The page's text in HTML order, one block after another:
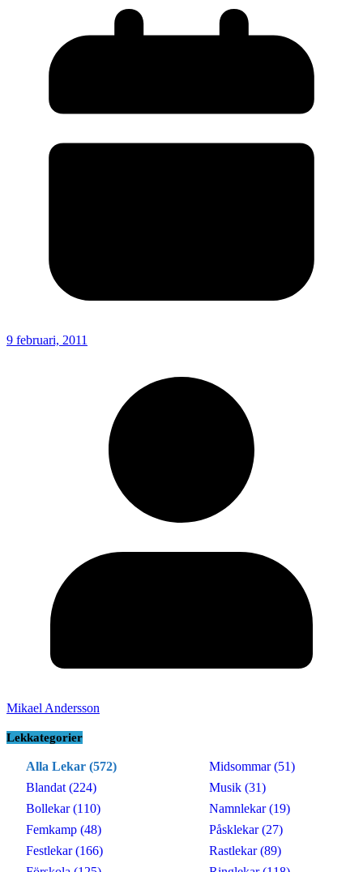
9 februari, 2011
Mikael Andersson
Lekkategorier
Alla Lekar (572)
Blandat (224)
Bollekar (110)
Femkamp (48)
Festlekar (166)
Midsommar (51)
Musik (31)
Namnlekar (19)
Påsklekar (27)
Rastlekar (89)